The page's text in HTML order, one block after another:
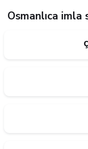
Osmanlıca imla